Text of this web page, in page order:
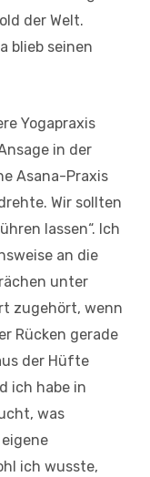
der Welt.
blieb seinen
Yogapraxis
in der
Asana-Praxis
Wir sollten
lassen“. Ich
an die
unter
zugehört, wenn
Rücken gerade
der Hüfte
ich habe in
was
ich wusste,